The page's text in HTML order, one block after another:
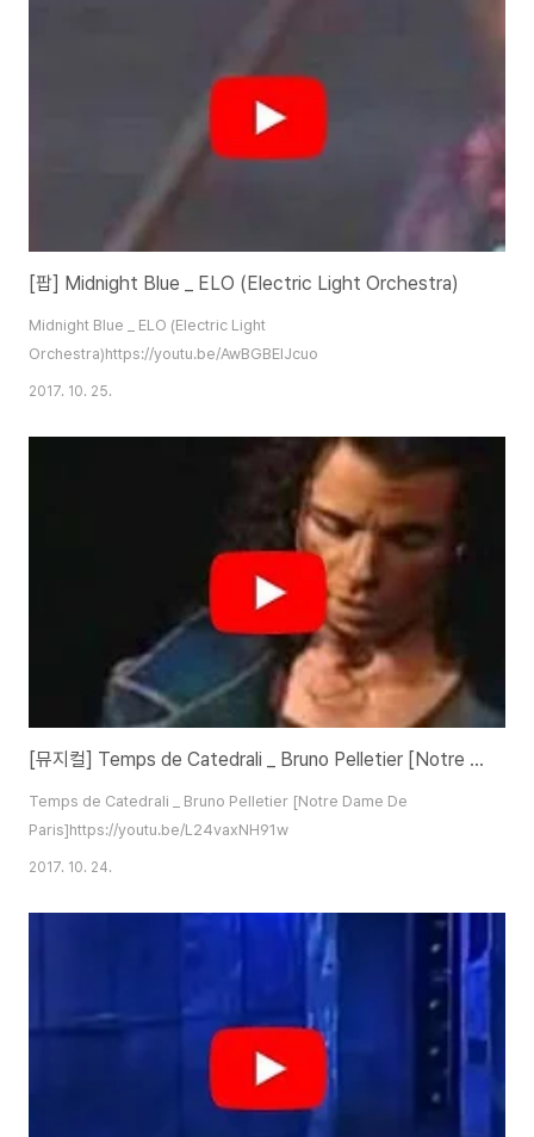
[팝] Midnight Blue _ ELO (Electric Light Orchestra)
Midnight Blue _ ELO (Electric Light
Orchestra)https://youtu.be/AwBGBElJcuo
2017. 10. 25.
[뮤지컬] Temps de Catedrali _ Bruno Pelletier [Notre Dame De Paris]
Temps de Catedrali _ Bruno Pelletier [Notre Dame De
Paris]https://youtu.be/L24vaxNH91w
2017. 10. 24.